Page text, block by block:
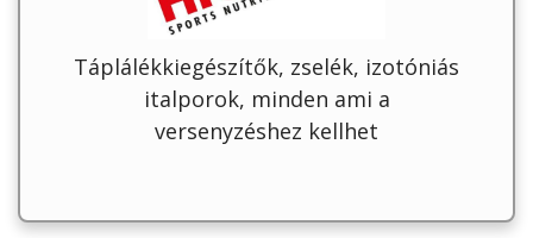
Táplálékkiegészítők, zselék, izotóniás
italporok, minden ami a
versenyzéshez kellhet